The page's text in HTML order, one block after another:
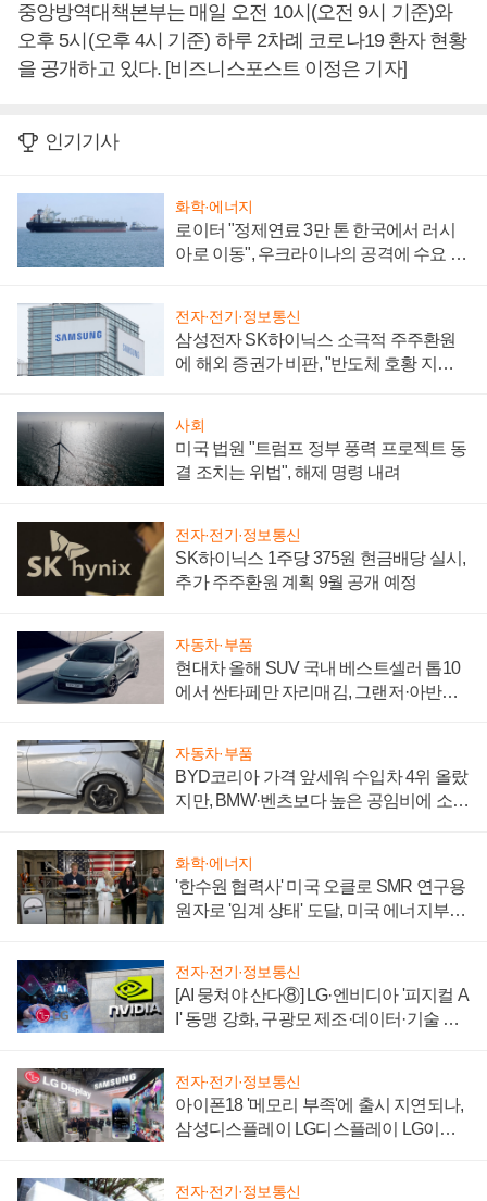
중앙방역대책본부는 매일 오전 10시(오전 9시 기준)와
오후 5시(오후 4시 기준) 하루 2차례 코로나19 환자 현황
을 공개하고 있다. [비즈니스포스트 이정은 기자]
인기기사
화학·에너지
로이터 "정제연료 3만 톤 한국에서 러시
아로 이동", 우크라이나의 공격에 수요 늘
전자·전기·정보통신
삼성전자 SK하이닉스 소극적 주주환원
에 해외 증권가 비판, "반도체 호황 지속
사회
미국 법원 "트럼프 정부 풍력 프로젝트 동
결 조치는 위법", 해제 명령 내려
전자·전기·정보통신
SK하이닉스 1주당 375원 현금배당 실시,
추가 주주환원 계획 9월 공개 예정
자동차·부품
현대차 올해 SUV 국내 베스트셀러 톱10
에서 싼타페만 자리매김, 그랜저·아반떼
자동차·부품
BYD코리아 가격 앞세워 수입차 4위 올랐
지만, BMW·벤츠보다 높은 공임비에 소비
화학·에너지
'한수원 협력사' 미국 오클로 SMR 연구용
원자로 '임계 상태' 도달, 미국 에너지부
전자·전기·정보통신
[AI 뭉쳐야 산다⑧] LG·엔비디아 '피지컬 A
I' 동맹 강화, 구광모 제조·데이터·기술 결
전자·전기·정보통신
아이폰18 '메모리 부족'에 출시 지연되나,
삼성디스플레이 LG디스플레이 LG이노
전자·전기·정보통신